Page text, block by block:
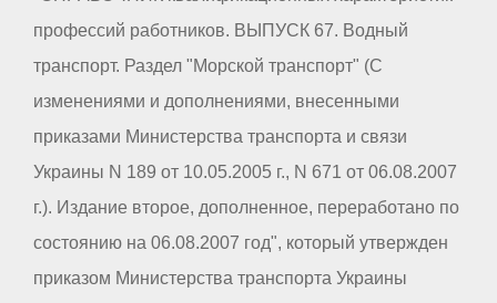
профессий работников. ВЫПУСК 67. Водный
транспорт. Раздел "Морской транспорт" (С
изменениями и дополнениями, внесенными
приказами Министерства транспорта и связи
Украины N 189 от 10.05.2005 г., N 671 от 06.08.2007
г.). Издание второе, дополненное, переработано по
состоянию на 06.08.2007 год", который утвержден
приказом Министерства транспорта Украины